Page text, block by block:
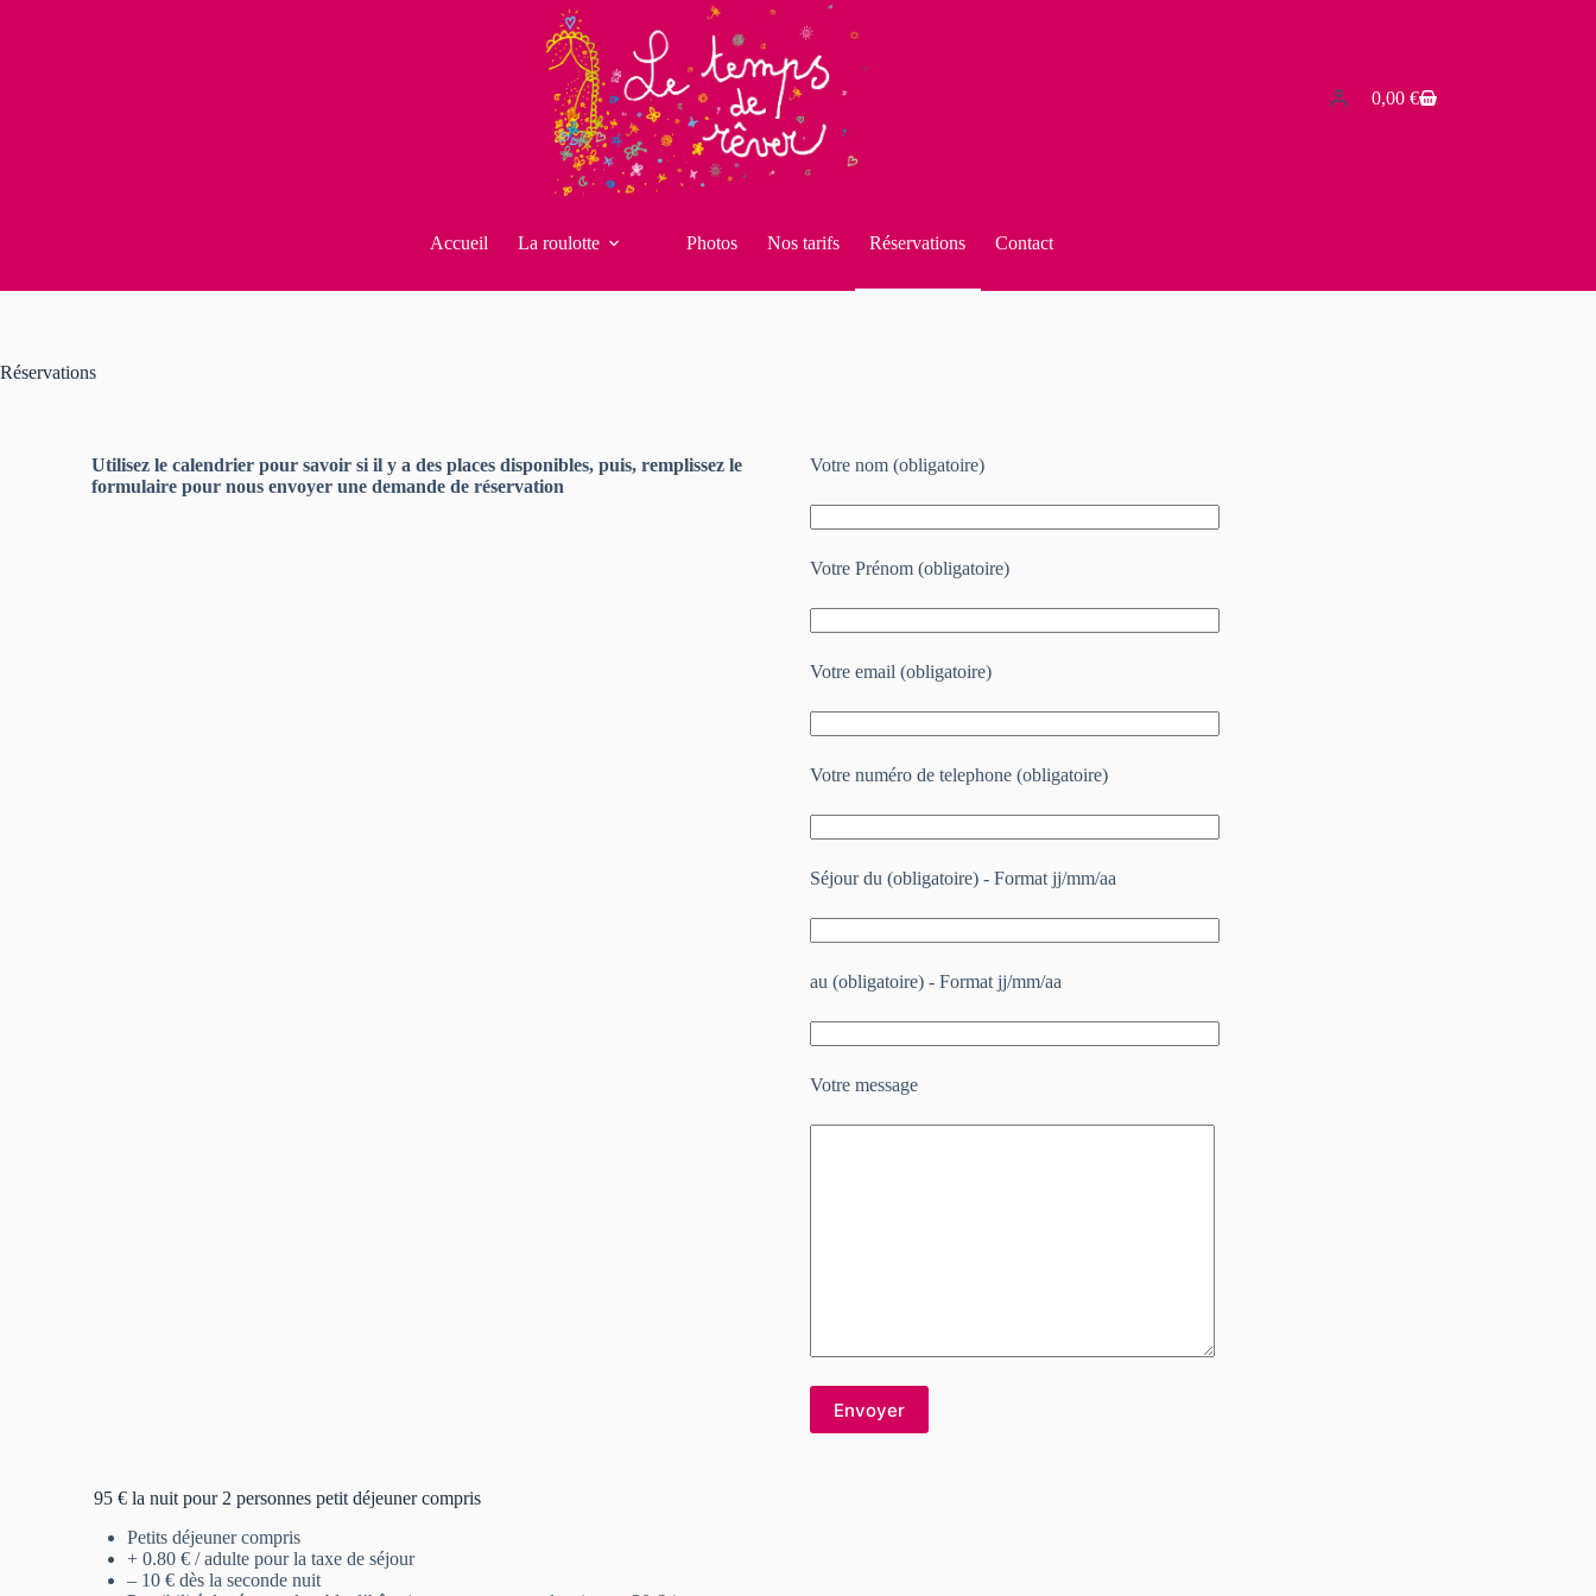
0,00 €
Accueil La roulotte Photos Nos tarifs Réservations Contact
Réservations
Utilisez le calendrier pour savoir si il y a des places disponibles, puis, remplissez le
formulaire pour nous envoyer une demande de réservation
Votre nom (obligatoire)
Votre Prénom (obligatoire)
Votre email (obligatoire)
Votre numéro de telephone (obligatoire)
Séjour du (obligatoire) - Format jj/mm/aa
au (obligatoire) - Format jj/mm/aa
Votre message
95 € la nuit pour 2 personnes petit déjeuner compris
Petits déjeuner compris
+ 0.80 € / adulte pour la taxe de séjour
– 10 € dès la seconde nuit